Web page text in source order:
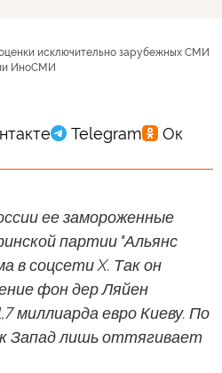
исключительно зарубежных СМИ
ИноСМИ
ее замороженные
партии "Альянс
в соцсети X. Так он
фон дер Ляйен
миллиарда евро Киеву. По
Запад лишь оттягивает